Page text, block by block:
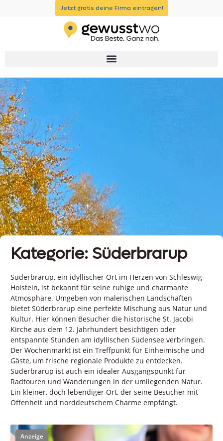
Jetzt gratis deine Firma eintragen!
Kategorie: Süderbrarup
Süderbrarup, ein idyllischer Ort im Herzen von Schleswig-
Holstein, ist bekannt für seine ruhige und charmante
Atmosphäre. Umgeben von malerischen Landschaften
bietet Süderbrarup eine perfekte Mischung aus Natur und
Kultur. Hier können Besucher die historische St. Jacobi
Kirche aus dem 12. Jahrhundert besichtigen oder
entspannte Stunden am idyllischen Südensee verbringen.
Der Wochenmarkt ist ein Treffpunkt für Einheimische und
Gäste, um frische regionale Produkte zu entdecken.
Süderbrarup ist auch ein idealer Ausgangspunkt für
Radtouren und Wanderungen in der umliegenden Natur.
Ein kleiner, doch lebendiger Ort, der seine Besucher mit
Offenheit und norddeutschem Charme empfängt.